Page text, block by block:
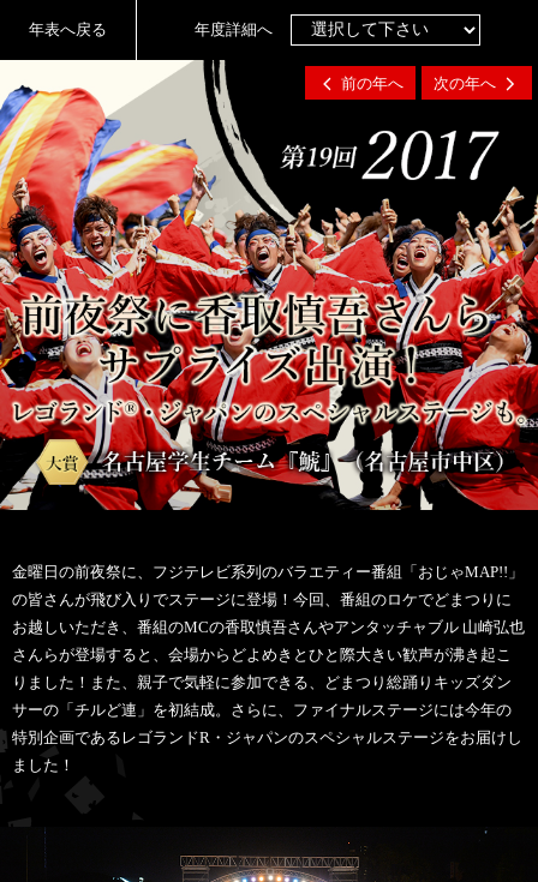
年表へ戻る 年度詳細へ
前の年へ 次の年へ
金曜日の前夜祭に、フジテレビ系列のバラエティー番組「おじゃMAP!!」
の皆さんが飛び入りでステージに登場！今回、番組のロケでどまつりに
お越しいただき、番組のMCの香取慎吾さんやアンタッチャブル 山崎弘也
さんらが登場すると、会場からどよめきとひと際大きい歓声が沸き起こ
りました！また、親子で気軽に参加できる、どまつり総踊りキッズダン
サーの「チルど連」を初結成。さらに、ファイナルステージには今年の
特別企画であるレゴランドR・ジャパンのスペシャルステージをお届けし
ました！